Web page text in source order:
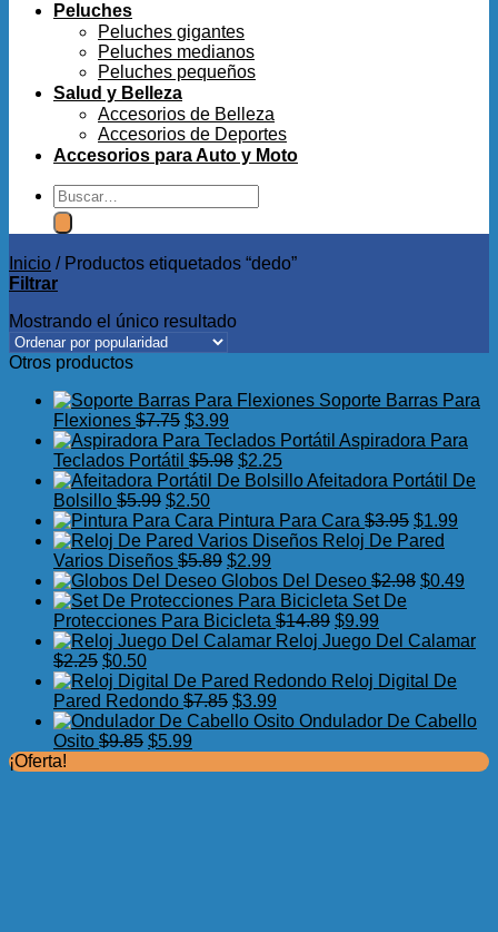
Peluches
Peluches gigantes
Peluches medianos
Peluches pequeños
Salud y Belleza
Accesorios de Belleza
Accesorios de Deportes
Accesorios para Auto y Moto
Buscar
por:
Inicio /Productos etiquetados “dedo”
Filtrar
Mostrando el único resultado
Otros productos
Soporte Barras Para
Flexiones $7.75 El
precio
original
era:
$7.75.
$3.99
precio
actual
es:
Aspiradora Para
Teclados Portátil $5.98 El
precio
era:
$5.98.
$2.25El
precio
es:
$2.25.
Afeitadora Portátil De
Bolsillo $5.99 El
precio
original
era:
$5.99.
$2.50El
precio
actual
es:
$2.50.
Pintura Para Cara $3.95 El
precio
era:
$1.99
es:
Reloj De Pared
Varios Diseños $5.89 El
precio
original
era:
$5.89.
$2.99
precio
actual
es:
$2.99.
Globos Del Deseo $2.98 El
era:
$0.49
es:
Set De
Protecciones Para Bicicleta $14.89 El
precio
era:
$9.99
precio
es:
Reloj Juego Del Calamar
$2.25 El
precio
original
era:
$2.25.
$0.50El
precio
actual
es:
$0.50.
Reloj Digital De
Pared Redondo $7.85 El
precio
$3.99
precioOndulador De Cabello
Osito $9.85 El
$5.99
¡Oferta!